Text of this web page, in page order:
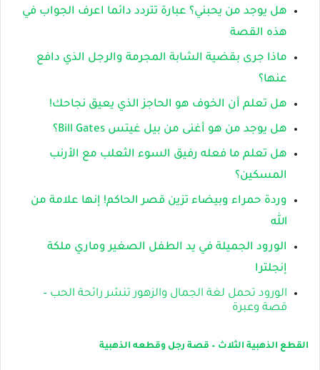
هل يوجد من يحبني؟ عبارة تتردد دائما اعرف الجواب في
هذه القصة
ماذا جرى بقضية الشابة المجرمة والرجل الذي دافع
عنها؟
هل تعلم أن الخوف هو الحاجز الذي يعيق نجاحك!
هل يوجد من هو أغنى من بيل غيتس Bill Gates؟
هل تعلم ما فعله رفيق السوء الثعلب مع الأرنب
المسكين؟
وردة حمراء وبيضاء تزين قصر الحاكم! إنها علامة من
الله
الورود الجميلة في يد الطفل الصغير وماري ملكة
إنجلترا
الورود تحمل لغة الجمال والزهور تنشر رائحة الحب –
قصة وعبرة
القطع الذهبية الثلاث – قصة رجل وقطعه الذهبية